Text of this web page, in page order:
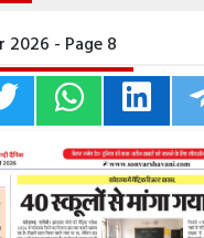
2026 - Page 8